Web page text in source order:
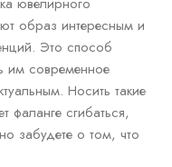
образ интересным и
Это способ
им современное
Носить такие
фаланге сгибаться,
забудете о том, что